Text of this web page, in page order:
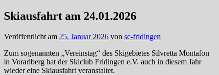
Skiausfahrt am 24.01.2026
Veröffentlicht am 25. Januar 2026 von sc-fridingen
Zum sogenannten „Vereinstag“ des Skigebietes Silvretta Montafon
in Vorarlberg hat der Skiclub Fridingen e.V. auch in diesem Jahr
wieder eine Skiausfahrt veranstaltet.